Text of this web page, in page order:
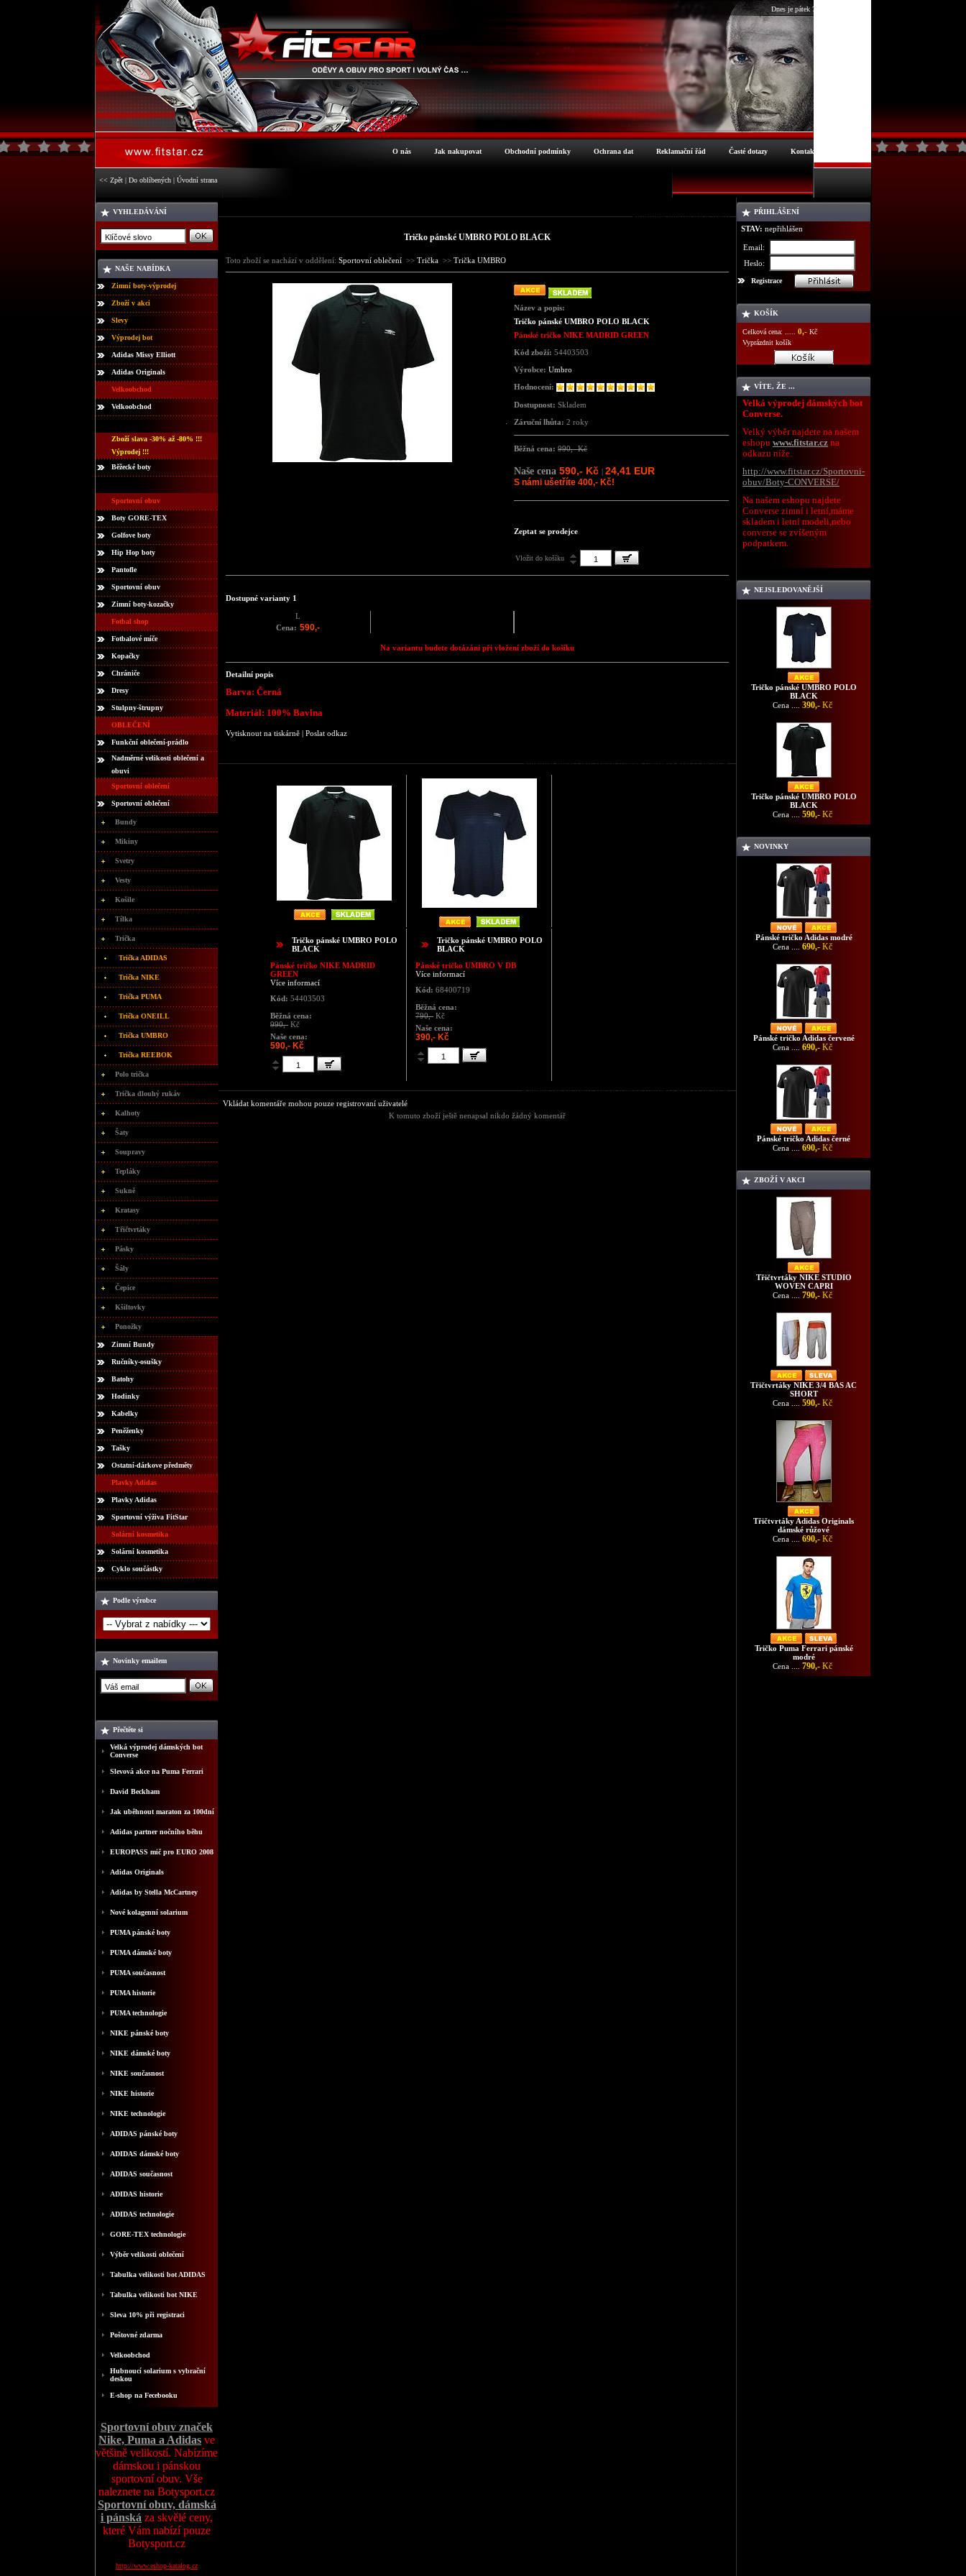
Dnes je pátek 7.8.2026
O nás Jak nakupovat Obchodní podmínky Ochrana dat Reklamační řád Časté dotazy Kontakt
<< Zpět | Do oblíbených | Úvodní strana
VYHLEDÁVÁNÍ
NAŠE NABÍDKA
Zimní boty-výprodej
Zboží v akci
Slevy
Výprodej bot
Adidas Missy Elliott
Adidas Originals
Velkoobchod
Velkoobchod
Zboží slava -30% až -80% !!!
Výprodej !!!
Běžecké boty
Sportovní obuv
Boty GORE-TEX
Golfove boty
Hip Hop boty
Pantofle
Sportovní obuv
Zimní boty-kozačky
Fotbal shop
Fotbalové míče
Kopačky
Chrániče
Dresy
Stulpny-štrupny
OBLEČENÍ
Funkční oblečení-prádlo
Nadměrné velikosti oblečení a
obuvi
Sportovní oblečení
Sportovní oblečení
Bundy
Mikiny
Svetry
Vesty
Košile
Tílka
Trička
Trička ADIDAS
Trička NIKE
Trička PUMA
Trička ONEILL
Trička UMBRO
Trička REEBOK
Polo trička
Trička dlouhý rukáv
Kalhoty
Šaty
Soupravy
Tepláky
Sukně
Kratasy
Třičtvrtáky
Pásky
Šály
Čepice
Kšiltovky
Ponožky
Zimní Bundy
Ručníky-osušky
Batohy
Hodinky
Kabelky
Peněženky
Tašky
Ostatní-dárkove předměty
Plavky Adidas
Plavky Adidas
Sportovní výživa FitStar
Solární kosmetika
Solární kosmetika
Cyklo součástky
Podle výrobce
Novinky emailem
Přečtěte si
Velká výprodej dámských bot
Converse
Slevová akce na Puma Ferrari
David Beckham
Jak uběhnout maraton za 100dní
Adidas partner nočního běhu
EUROPASS mič pro EURO 2008
Adidas Originals
Adidas by Stella McCartney
Nové kolagenní solarium
PUMA pánské boty
PUMA dámské boty
PUMA současnost
PUMA historie
PUMA technologie
NIKE pánské boty
NIKE dámské boty
NIKE současnost
NIKE historie
NIKE technologie
ADIDAS pánské boty
ADIDAS dámské boty
ADIDAS současnost
ADIDAS historie
ADIDAS technologie
GORE-TEX technologie
Výběr velikosti oblečení
Tabulka velikosti bot ADIDAS
Tabulka velikosti bot NIKE
Sleva 10% při registraci
Poštovné zdarma
Velkoobchod
Hubnoucí solarium s vybrační
deskou
E-shop na Fecebooku
Sportovní obuv značek
Nike, Puma a Adidas ve
většině velikostí. Nabízíme
dámskou i pánskou
sportovní obuv. Vše
naleznete na Botysport.cz
Sportovní obuv, dámská
i pánská za skvělé ceny,
které Vám nabízí pouze
Botysport.cz
http://www.eshop-katalog.cz
Podrobné informace o zboží
Tričko pánské UMBRO POLO BLACK
Toto zboží se nachází v oddělení: Sportovní oblečení >> Trička >> Trička UMBRO
Název a popis:
Tričko pánské UMBRO POLO BLACK
Pánské tričko NIKE MADRID GREEN
Kód zboží: 54403503
Výrobce: Umbro
Hodnocení:
Dostupnost: Skladem
Záruční lhůta: 2 roky
Běžná cena: 990,- Kč
Naše cena 590,- Kč 24,41 EUR
S námi ušetříte 400,- Kč!
Zeptat se prodejce
Vložit do košíku
Dostupné varianty 1
L
Cena: 590,-
Na variantu budete dotázáni při vložení zboží do košíku
Detailní popis
Barva: Černá
Materiál: 100% Bavlna
Vytisknout na tiskárně | Poslat odkaz
Podobné zboží jako Tričko pánské UMBRO POLO BLACK
Tričko pánské UMBRO POLO
BLACK
Pánské tričko NIKE MADRID
GREEN
Více informací
Kód: 54403503
Běžná cena:
990,- Kč
Naše cena:
590,- Kč
Tričko pánské UMBRO POLO
BLACK
Pánské tričko UMBRO V DB
Více informací
Kód: 68400719
Běžná cena:
790,- Kč
Naše cena:
390,- Kč
Komentáře ke zboží Tričko pánské UMBRO POLO BLACK
Vkládat komentáře mohou pouze registrovaní uživatelé
K tomuto zboží ještě nenapsal nikdo žádný komentář
PŘIHLÁŠENÍ
STAV: nepřihlášen
Email:
Heslo:
Registrace
KOŠÍK
Celková cena: ..... 0,- Kč
Vyprázdnit košík
VÍTE, ŽE ...
Velká výprodej dámských bot
Converse.
Velký výběr najdete na našem
eshopu www.fitstar.cz na
odkazu níže.
http://www.fitstar.cz/Sportovni-
obuv/Boty-CONVERSE/
Na našem eshopu najdete
Converse zimní i letní,máme
skladem i letní modeli,nebo
converse se zvíšeným
podpatkem.
NEJSLEDOVANĚJŠÍ
Tričko pánské UMBRO POLO
BLACK
Cena .... 390,- Kč
Tričko pánské UMBRO POLO
BLACK
Cena .... 590,- Kč
NOVINKY
Pánské tričko Adidas modré
Cena .... 690,- Kč
Pánské tričko Adidas červené
Cena .... 690,- Kč
Pánské tričko Adidas černé
Cena .... 690,- Kč
ZBOŽÍ V AKCI
Třičtvrtáky NIKE STUDIO
WOVEN CAPRI
Cena .... 790,- Kč
Třičtvrtáky NIKE 3/4 BAS AC
SHORT
Cena .... 590,- Kč
Třičtvrtáky Adidas Originals
dámské růžové
Cena .... 690,- Kč
Tričko Puma Ferrari pánské
modré
Cena .... 790,- Kč